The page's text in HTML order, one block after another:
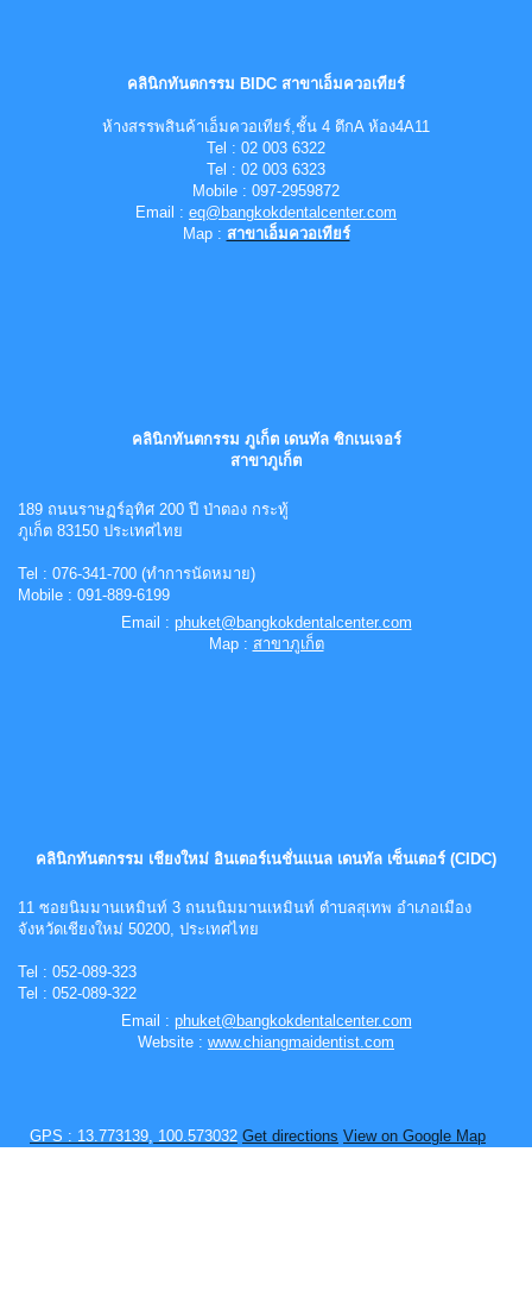
คลินิกทันตกรรม BIDC สาขาเอ็มควอเทียร์
ห้างสรรพสินค้าเอ็มควอเทียร์,ชั้น 4 ตึกA ห้อง4A11
Tel : 02 003 6322
Tel : 02 003 6323
Mobile : 097-2959872
Email : eq@bangkokdentalcenter.com
Map : สาขาเอ็มควอเทียร์
คลินิกทันตกรรม ภูเก็ต เดนทัล ซิกเนเจอร์
สาขาภูเก็ต
189 ถนนราษฏร์อุทิศ 200 ปี ป่าตอง กระทู้
ภูเก็ต 83150 ประเทศไทย
Tel : 076-341-700 (ทำการนัดหมาย)
Mobile : 091-889-6199
Email : phuket@bangkokdentalcenter.com
Map : สาขาภูเก็ต
คลินิกทันตกรรม เชียงใหม่ อินเตอร์เนชั่นแนล เดนทัล เซ็นเตอร์ (CIDC)
11 ซอยนิมมานเหมินท์ 3 ถนนนิมมานเหมินท์ ตำบลสุเทพ อำเภอเมือง
จังหวัดเชียงใหม่ 50200, ประเทศไทย
Tel : 052-089-323
Tel : 052-089-322
Email : phuket@bangkokdentalcenter.com
Website : www.chiangmaidentist.com
GPS : 13.773139, 100.573032 Get directions View on Google Map